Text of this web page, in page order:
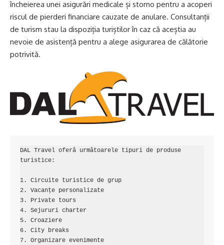
încheierea unei asigurări medicale și storno pentru a acoperi
riscul de pierderi financiare cauzate de anulare. Consultanții
de turism stau la dispoziția turiștilor în caz că aceștia au
nevoie de asistență pentru a alege asigurarea de călătorie
potrivită.
DAL Travel oferă următoarele tipuri de produse
turistice:
1. Circuite turistice de grup
2. Vacanțe personalizate
3. Private tours
4. Sejururi charter
5. Croaziere
6. City breaks
7. Organizare evenimente